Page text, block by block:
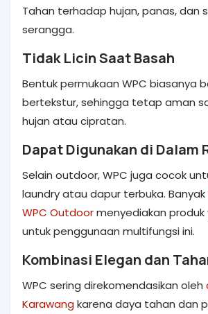
Tahan terhadap hujan, panas, dan
serangga.
Tidak Licin Saat Basah
Bentuk permukaan WPC biasanya
bertekstur, sehingga tetap aman
hujan atau cipratan.
Dapat Digunakan di Dalam
Selain outdoor, WPC juga cocok
laundry atau dapur terbuka. Banyak
WPC Outdoormenyediakan produk
untuk penggunaan multifungsi ini.
Kombinasi Elegan dan
WPC sering direkomendasikan oleh
Karawangkarena daya tahan dan